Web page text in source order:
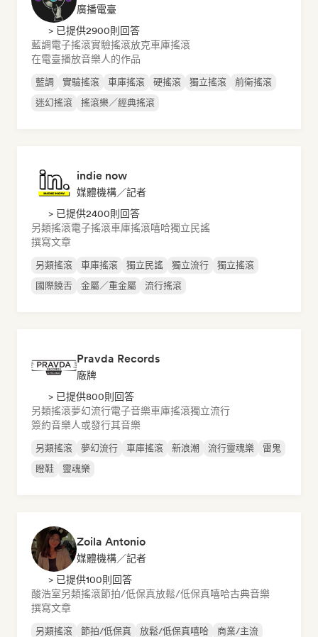
廣播電臺
> 已提供2900則回答
藍調電子搖滾實驗搖滾放克車庫搖滾
在電臺播放音樂人的作品
藍調 實驗搖滾 車庫搖滾 硬搖滾 獨立搖滾
前衛搖滾
迷幻搖滾
搖滾樂／經典搖滾
indie now
媒體機構／記者
> 已提供2400則回答
另類搖滾電子搖滾車庫搖滾嘻哈獨立民謠
撰寫文章
另類搖滾 車庫搖滾 獨立民謠 獨立流行
獨立搖滾
國際饒舌
金屬／重金屬 流行搖滾
Pravda Records
廠牌
> 已提供800則回答
另類搖滾夢幻流行電子音樂車庫搖滾獨立流行
簽約音樂人或發行其音樂
另類搖滾 夢幻流行 車庫搖滾 新浪潮 流行靈魂樂
雷鬼
瞪鞋
靈魂樂
Zoila Antonio
媒體機構／記者
> 已提供100則回答
酸浩室另類搖滾節拍/低保真放鬆/低保真嘻哈古典音樂
撰寫文章
另類搖滾 節拍/低保真 放鬆/低保真嘻哈
商業/主流